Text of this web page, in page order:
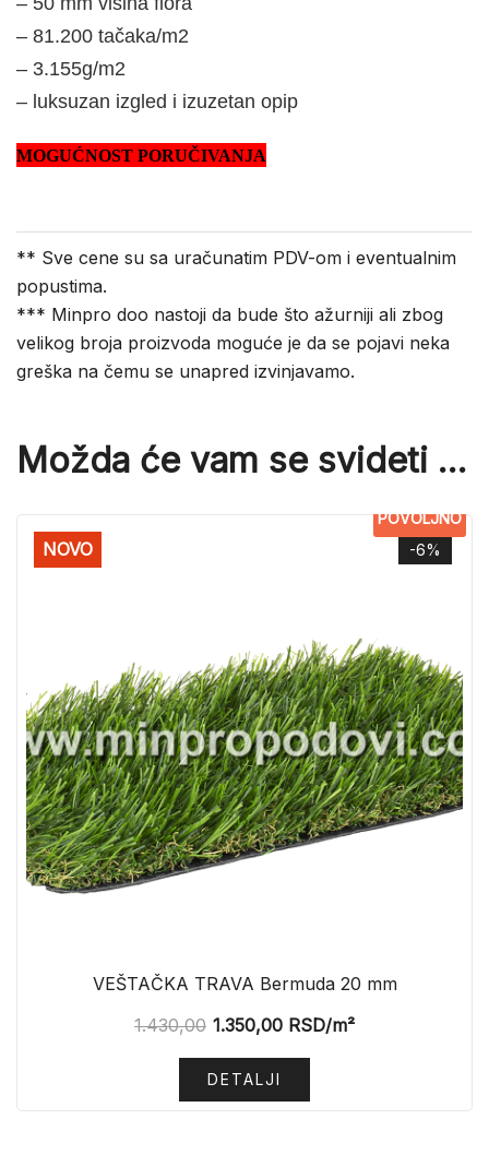
– 81.200 tačaka/m2
– 3.155g/m2
– luksuzan izgled i izuzetan opip
MOGUĆNOST PORUČIVANJA
** Sve cene su sa uračunatim PDV-om i eventualnim
popustima.
*** Minpro doo nastoji da bude što ažurniji ali zbog
velikog broja proizvoda moguće je da se pojavi neka
greška na čemu se unapred izvinjavamo.
Možda će vam se svideti …
-6%
NOVO
POVOLJNO
VEŠTAČKA TRAVA Bermuda 20 mm
1.430,00 1.350,00 RSD/m²
DETALJI